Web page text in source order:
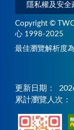
隱私權及安全
Copyright ©
心 1998-2025
最佳瀏覽解析度
更新日期：
累計瀏覽人次：